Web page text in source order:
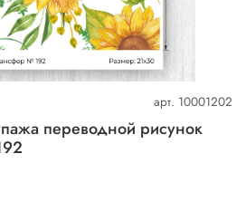
арт. 10001202
переводной рисунок